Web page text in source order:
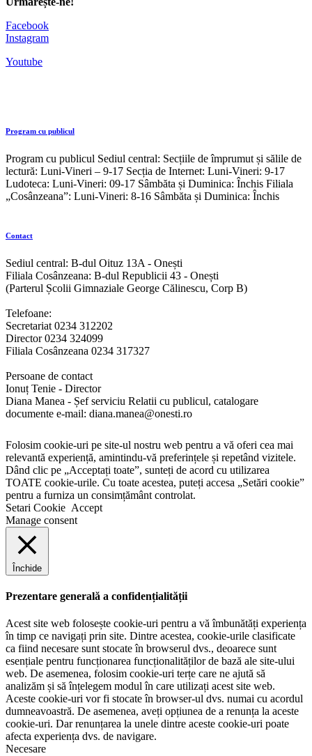
Facebook
Instagram
Youtube
Program cu publicul
Program cu publicul Sediul central: Secțiile de împrumut și sălile de
lectură: Luni-Vineri – 9-17 Secția de Internet: Luni-Vineri: 9-17
Ludoteca: Luni-Vineri: 09-17 Sâmbăta și Duminica: Închis Filiala
„Cosânzeana”: Luni-Vineri: 8-16 Sâmbăta și Duminica: Închis
Contact
Sediul central: B-dul Oituz 13A - Onești
Filiala Cosânzeana: B-dul Republicii 43 - Onești
(Parterul Școlii Gimnaziale George Călinescu, Corp B)
Telefoane:
Secretariat 0234 312202
Director 0234 324099
Filiala Cosânzeana 0234 317327
Persoane de contact
Ionuț Tenie - Director
Diana Manea - Șef serviciu Relatii cu publicul, catalogare
documente e-mail: diana.manea@onesti.ro
Folosim cookie-uri pe site-ul nostru web pentru a vă oferi cea mai
relevantă experiență, amintindu-vă preferințele și repetând vizitele.
Dând clic pe „Acceptați toate”, sunteți de acord cu utilizarea
TOATE cookie-urile. Cu toate acestea, puteți accesa „Setări cookie”
pentru a furniza un consimțământ controlat.
Setari Cookie Accept
Manage consent
Închide
Prezentare generală a confidențialității
Acest site web folosește cookie-uri pentru a vă îmbunătăți experiența
în timp ce navigați prin site. Dintre acestea, cookie-urile clasificate
ca fiind necesare sunt stocate în browserul dvs., deoarece sunt
esențiale pentru funcționarea funcționalităților de bază ale site-ului
web. De asemenea, folosim cookie-uri terțe care ne ajută să
analizăm și să înțelegem modul în care utilizați acest site web.
Aceste cookie-uri vor fi stocate în browser-ul dvs. numai cu acordul
dumneavoastră. De asemenea, aveți opțiunea de a renunța la aceste
cookie-uri. Dar renunțarea la unele dintre aceste cookie-uri poate
afecta experiența dvs. de navigare.
Necesare